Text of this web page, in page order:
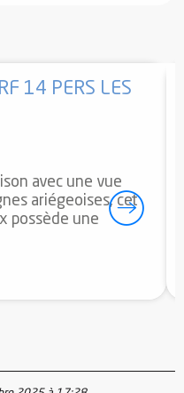
14 PERS LES
avec une vue
ariégeoises, cet
possède une